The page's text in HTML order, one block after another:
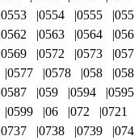
0553 0554 0555
0562 0563 0564
0569 0572 0573
0577 0578 058
0587 059 0594 0595
0599 06 072 0721
0737 0738 0739